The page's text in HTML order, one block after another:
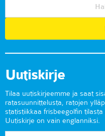
Uutiskirje
Tilaa uutiskirjeemme ja saat
ratasuunnittelusta, ratojen
statistiikkaa frisbeegolfin
Uutiskirje on vain englanniksi.